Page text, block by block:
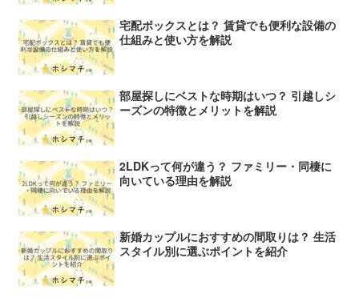
宅配ボックスとは？ 賃貸でも便利な設備の
仕組みと使い方を解説
部屋探しにベストな時期はいつ？ 引越しシ
ーズンの特徴とメリットを解説
2LDKって何が違う？ ファミリー・同棲に
向いている理由を解説
新婚カップルにおすすめの間取りは？ 生活
スタイル別に選ぶポイントを紹介